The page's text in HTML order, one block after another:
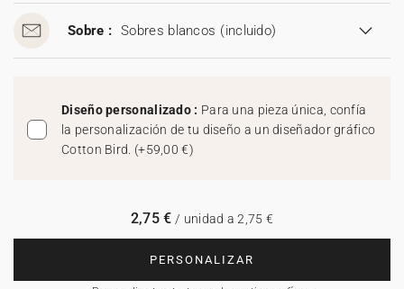
Sobre : Sobres blancos (incluido)
Diseño personalizado : Para una pieza única, confía
la personalización de tu diseño a un diseñador gráfico
Cotton Bird. (+59,00 €)
PERSONALIZAR
2,75 € / unidad a 2,75 €